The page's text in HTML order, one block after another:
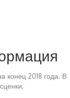
конец 2018 года. В